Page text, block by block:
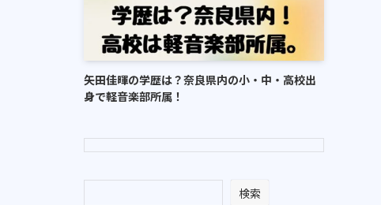
矢田佳暉の学歴は？奈良県内の小・中・高校出
身で軽音楽部所属！
検索